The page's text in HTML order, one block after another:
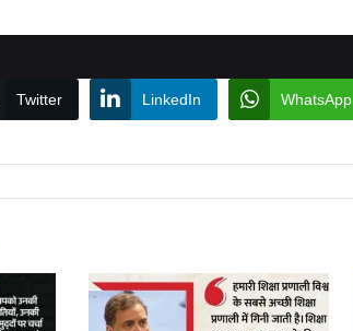
Twitter LinkedIn WhatsApp